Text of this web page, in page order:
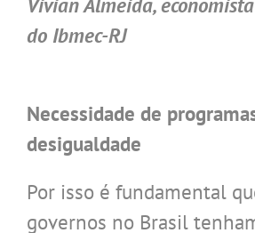
do Ibmec-RJ
Necessidade de
desigualdade
Por isso é fundamental
governos no Brasil